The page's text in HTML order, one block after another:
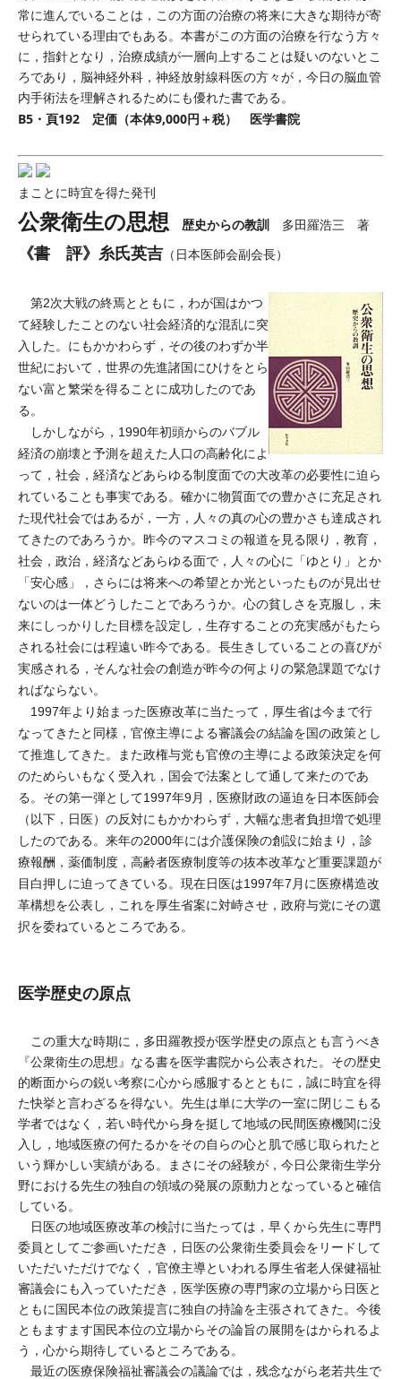
常に進んでいることは，この方面の治療の将来に大きな期待が寄
せられている理由でもある。本書がこの方面の治療を行なう方々
に，指針となり，治療成績が一層向上することは疑いのないとこ
ろであり，脳神経外科，神経放射線科医の方々が，今日の脳血管
内手術法を理解されるためにも優れた書である。
B5・頁192 定価（本体9,000円＋税） 医学書院
まことに時宜を得た発刊
公衆衛生の思想 歴史からの教訓 多田羅浩三 著
《書 評》糸氏英吉 （日本医師会副会長）
第2次大戦の終焉とともに，わが国はかつ
て経験したことのない社会経済的な混乱に突
入した。にもかかわらず，その後のわずか半
世紀において，世界の先進諸国にひけをとら
ない富と繁栄を得ることに成功したのであ
る。
しかしながら，1990年初頭からのバブル
経済の崩壊と予測を超えた人口の高齢化によ
って，社会，経済などあらゆる制度面での大改革の必要性に迫ら
れていることも事実である。確かに物質面での豊かさに充足され
た現代社会ではあるが，一方，人々の真の心の豊かさも達成され
てきたのであろうか。昨今のマスコミの報道を見る限り，教育，
社会，政治，経済などあらゆる面で，人々の心に「ゆとり」とか
「安心感」，さらには将来への希望とか光といったものが見出せ
ないのは一体どうしたことであろうか。心の貧しさを克服し，未
来にしっかりした目標を設定し，生存することの充実感がもたら
される社会には程遠い昨今である。長生きしていることの喜びが
実感される，そんな社会の創造が昨今の何よりの緊急課題でなけ
ればならない。
1997年より始まった医療改革に当たって，厚生省は今まで行
なってきたと同様，官僚主導による審議会の結論を国の政策とし
て推進してきた。また政権与党も官僚の主導による政策決定を何
のためらいもなく受入れ，国会で法案として通して来たのであ
る。その第一弾として1997年9月，医療財政の逼迫を日本医師会
（以下，日医）の反対にもかかわらず，大幅な患者負担増で処理
したのである。来年の2000年には介護保険の創設に始まり，診
療報酬，薬価制度，高齢者医療制度等の抜本改革など重要課題が
目白押しに迫ってきている。現在日医は1997年7月に医療構造改
革構想を公表し，これを厚生省案に対峙させ，政府与党にその選
択を委ねているところである。
医学歴史の原点
この重大な時期に，多田羅教授が医学歴史の原点とも言うべき
『公衆衛生の思想』なる書を医学書院から公表された。その歴史
的断面からの鋭い考察に心から感服するとともに，誠に時宜を得
た快挙と言わざるを得ない。先生は単に大学の一室に閉じこもる
学者ではなく，若い時代から身を挺して地域の民間医療機関に没
入し，地域医療の何たるかをその自らの心と肌で感じ取られたと
いう輝かしい実績がある。まさにその経験が，今日公衆衛生学分
野における先生の独自の領域の発展の原動力となっていると確信
している。
日医の地域医療改革の検討に当たっては，早くから先生に専門
委員としてご参画いただき，日医の公衆衛生委員会をリードして
いただいただけでなく，官僚主導といわれる厚生省老人保健福祉
審議会にも入っていただき，医学医療の専門家の立場から日医と
ともに国民本位の政策提言に独自の持論を主張されてきた。今後
ともますます国民本位の立場からその論旨の展開をはかられるよ
う，心から期待しているところである。
最近の医療保険福祉審議会の議論では，残念ながら老若共生で